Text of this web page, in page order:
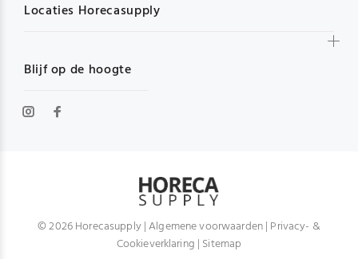
Blijf op de hoogte
Locaties Horecasupply
© 2026 Horecasupply |Algemene voorwaarden| Privacy- &
Cookieverklaring | Sitemap